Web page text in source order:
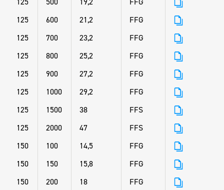
125
500 19,2
FFG
125
600 21,2
FFG
125
700 23,2
FFG
125
800 25,2
FFG
125
900 27,2
FFG
125
1000 29,2
FFG
125
1500 38
FFS
125
2000 47
FFS
150
100 14,5
FFG
150
150 15,8
FFG
150
200 18
FFG